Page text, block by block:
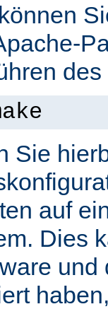
Sie
auf
Dies
und